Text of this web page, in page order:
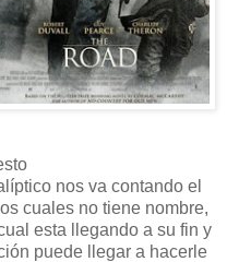
nos va contando el
cuales no tiene nombre,
esta llegando a su fin y
puede llegar a hacerle